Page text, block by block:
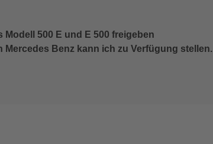
500 E und E 500 freigeben
Benz kann ich zu Verfügung stellen.